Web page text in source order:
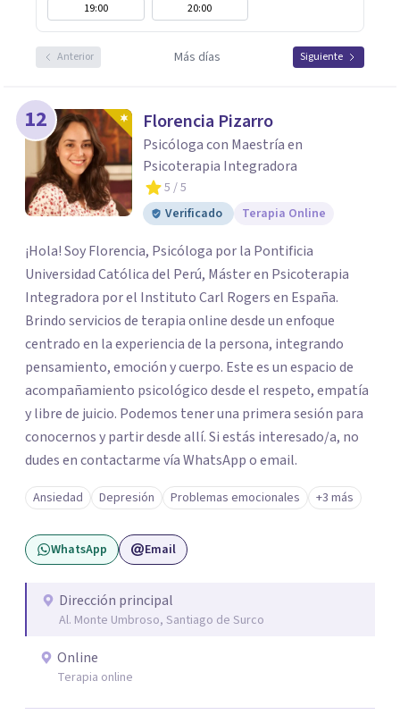
19:00 20:00
Anterior Más días Siguiente
12 Florencia Pizarro
Psicóloga con Maestría en
Psicoterapia Integradora
5 / 5
Verificado
Terapia Online
¡Hola! Soy Florencia, Psicóloga por la Pontificia
Universidad Católica del Perú, Máster en Psicoterapia
Integradora por el Instituto Carl Rogers en España.
Brindo servicios de terapia online desde un enfoque
centrado en la experiencia de la persona, integrando
pensamiento, emoción y cuerpo. Este es un espacio de
acompañamiento psicológico desde el respeto, empatía
y libre de juicio. Podemos tener una primera sesión para
conocernos y partir desde allí. Si estás interesado/a, no
dudes en contactarme vía WhatsApp o email.
Ansiedad Depresión Problemas emocionales +3 más
WhatsApp Email
Dirección principal
Al. Monte Umbroso, Santiago de Surco
Online
Terapia online